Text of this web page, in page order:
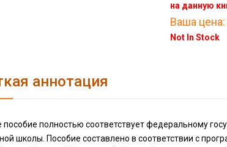
на данную
Ваша цена:
Not In Stock
аннотация
полностью соответствует федеральному
школы. Пособие составлено в соответствии с